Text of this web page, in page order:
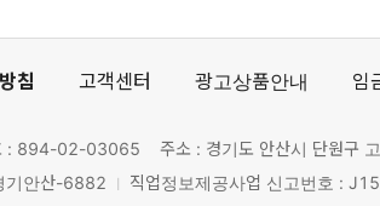
침 고객센터 광고상품안내 임
: 894-02-03065
주소 : 경기도 안산시 단원구
기안산-6882
직업정보제공사업 신고번호 :